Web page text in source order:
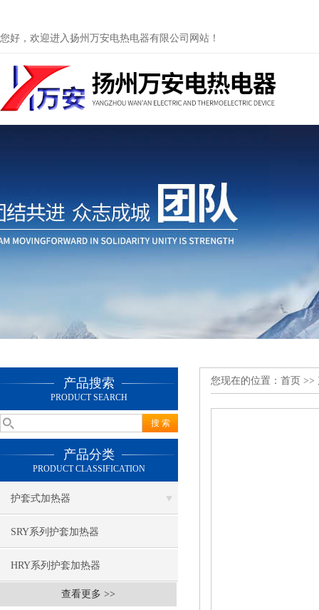
您好，欢迎进入扬州万安电热电器有限公司网站！
产品搜索
PRODUCT SEARCH
产品分类
PRODUCT CLASSIFICATION
护套式加热器
SRY系列护套加热器
HRY系列护套加热器
查看更多 >>
您现在的位置： 首页 >>